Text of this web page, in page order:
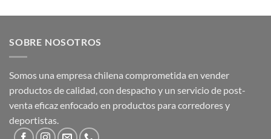
SOBRE NOSOTROS
Somos una empresa chilena comprometida en vender
productos de calidad, con despacho y un servicio de post-
venta eficaz enfocado en productos para corredores y
deportistas.